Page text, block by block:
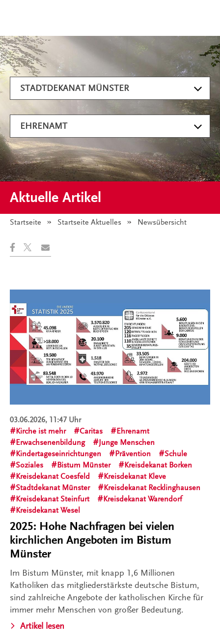
Aktuelle Artikel
Artikel filtern
STADTDEKANAT MÜNSTER
EHRENAMT
Startseite Startseite Aktuelles Angezeigt:
Newsübersicht
03.06.2026, 11:47 Uhr
Kirche ist mehr
Caritas
Ehrenamt
Erwachsenenbildung
Junge Menschen
Kindertageseinrichtungen
Prävention
Schule
Soziales
Bistum Münster
Kreisdekanat Borken
Kreisdekanat Coesfeld
Kreisdekanat Kleve
Stadtdekanat Münster
Kreisdekanat Recklinghausen
Kreisdekanat Steinfurt
Kreisdekanat Warendorf
Kreisdekanat Wesel
2025: Hohe Nachfragen bei vielen
kirchlichen Angeboten im Bistum
Münster
Im Bistum Münster, mit knapp 1,6 Millionen
Katholiken das mitgliederstärkste deutsche Bistum,
sind zahlreiche Angebote der katholischen Kirche für
immer mehr Menschen von großer Bedeutung.
Artikel lesen